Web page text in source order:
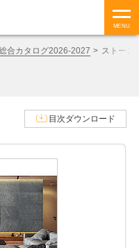
MENU
合カタログ2026-2027 ストーン
目次ダウンロード